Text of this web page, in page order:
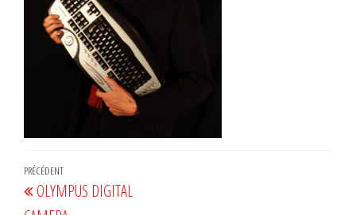
Navigation
de
Article
précédent
PRÉCÉDENT
OLYMPUS DIGITAL